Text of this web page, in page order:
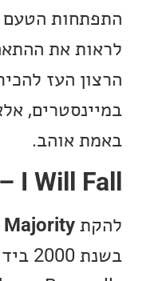
הטעם האישי
את ההתאהבות שלי
העז להכיר אומני
אלא לחפש
אוהב.
– I Will
Minor Majority